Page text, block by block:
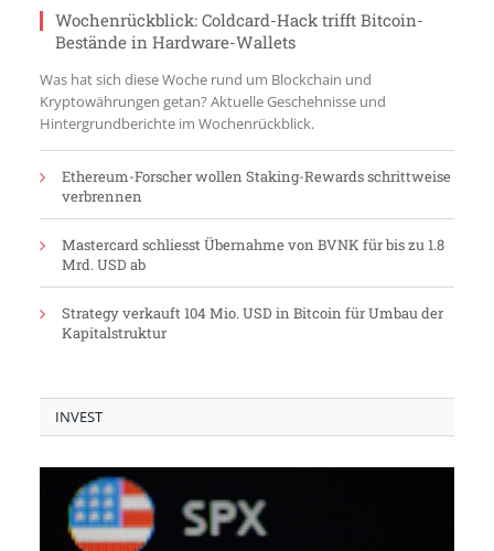
Wochenrückblick: Coldcard-Hack trifft Bitcoin-
Bestände in Hardware-Wallets
Was hat sich diese Woche rund um Blockchain und
Kryptowährungen getan? Aktuelle Geschehnisse und
Hintergrundberichte im Wochenrückblick.
Ethereum-Forscher wollen Staking-Rewards schrittweise
verbrennen
Mastercard schliesst Übernahme von BVNK für bis zu 1.8
Mrd. USD ab
Strategy verkauft 104 Mio. USD in Bitcoin für Umbau der
Kapitalstruktur
INVEST